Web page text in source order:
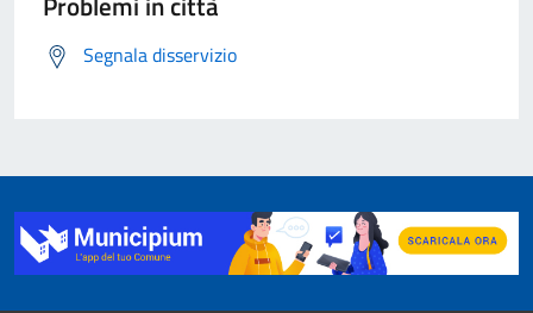
Segnala disservizio